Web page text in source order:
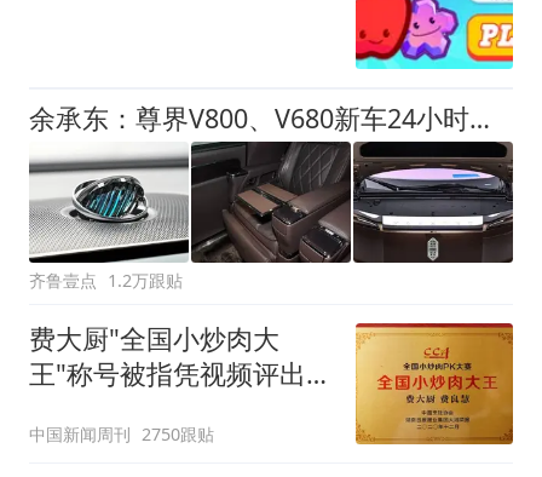
余承东：尊界V800、V680新车24小时大定突破3500台
齐鲁壹点 1.2万跟贴
费大厨"全国小炒肉大
王"称号被指凭视频评出
中国新闻周刊 2750跟贴